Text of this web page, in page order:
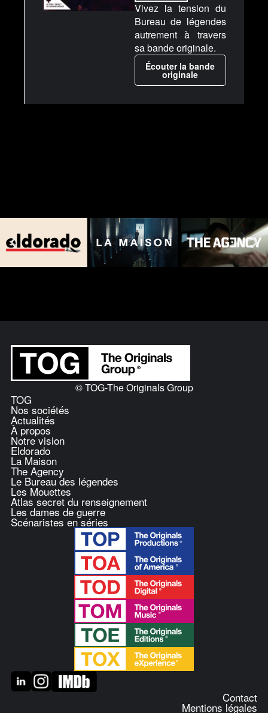
Vivez la tension du
Bureau de légendes
autrement à travers
sa bande originale.
Écouter la bande
originale
© TOG-The Originals Group
TOG
Nos sociétés
Actualités
À propos
Notre vision
Eldorado
La Maison
The Agency
Le Bureau des légendes
Les Mouettes
Atlas secret du renseignement
Les dames de guerre
Scénaristes en séries
Contact
Mentions légales